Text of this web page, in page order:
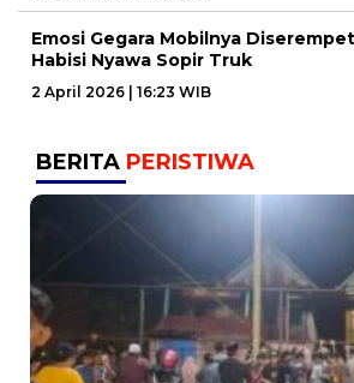
Emosi Gegara Mobilnya
Habisi Nyawa Sopir Truk
2 April 2026 | 16:23 WIB
BERITA PERISTIWA